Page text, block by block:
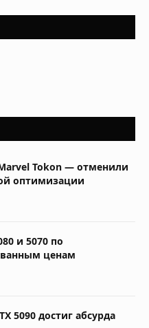
Tokon — отменили
оптимизации
и 5070 по
ценам
5090 достиг абсурда